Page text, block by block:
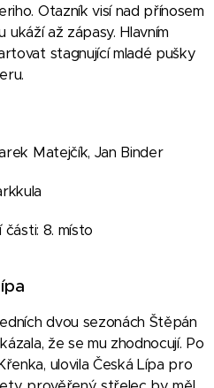
Otazník visí nad přínosem
ukáží až zápasy. Hlavním
stagnující mladé pušky
Matejčík, Jan Binder
8. místo
dvou sezonách Štěpán
že se mu zhodnocují. Po
ulovila Česká Lípa pro